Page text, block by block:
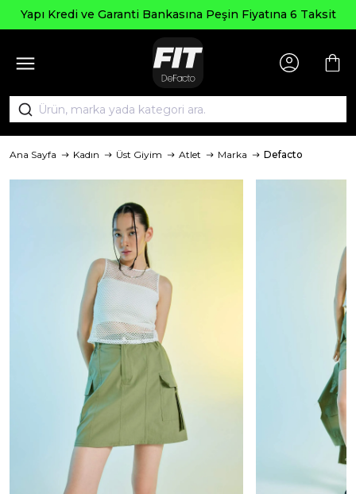
Yapı Kredi ve Garanti Bankasına Peşin Fiyatına 6 Taksit
Ana Sayfa Kadın Üst Giyim Atlet Marka Defacto